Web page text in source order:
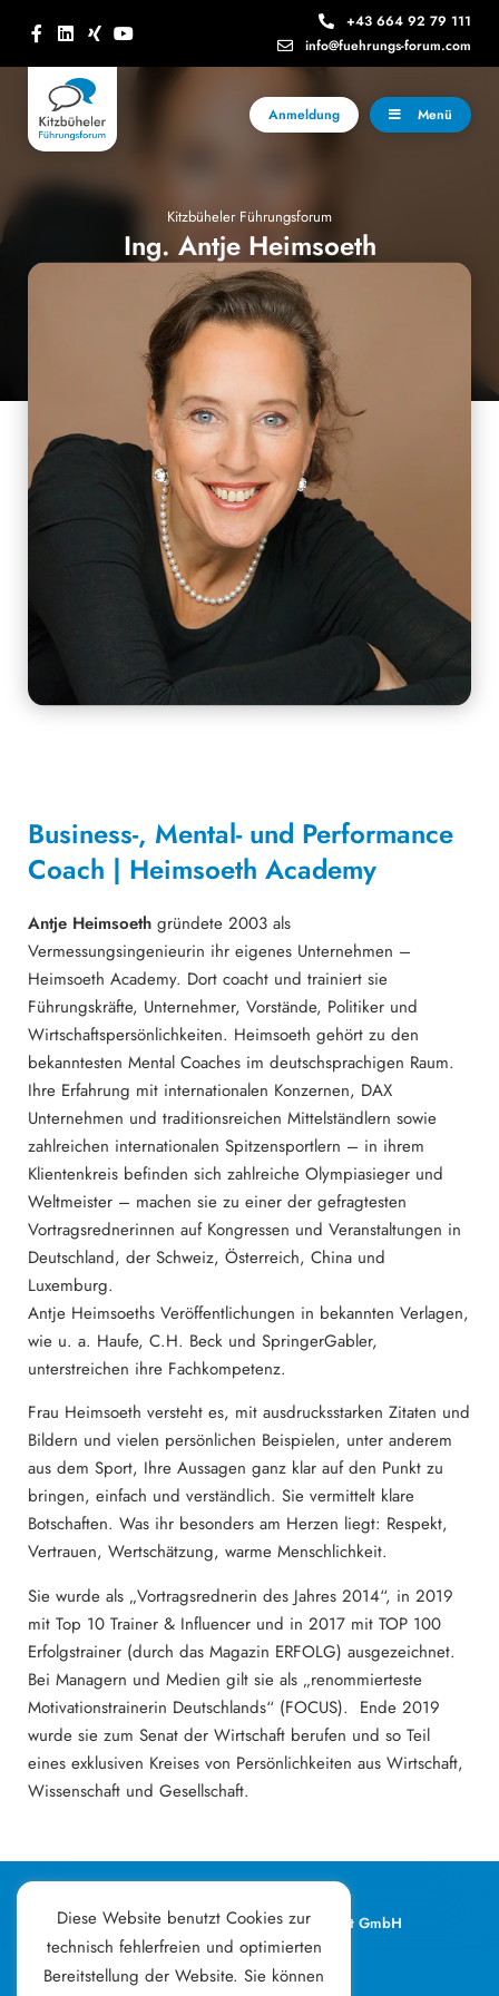
+43 664 92 79 111
info@fuehrungs-forum.com
Anmeldung Menü
Kitzbüheler Führungsforum
Ing. Antje Heimsoeth
Business-, Mental- und Performance
Coach | Heimsoeth Academy
Antje Heimsoeth gründete 2003 als
Vermessungsingenieurin ihr eigenes Unternehmen –
Heimsoeth Academy. Dort coacht und trainiert sie
Führungskräfte, Unternehmer, Vorstände, Politiker und
Wirtschaftspersönlichkeiten. Heimsoeth gehört zu den
bekanntesten Mental Coaches im deutschsprachigen Raum.
Ihre Erfahrung mit internationalen Konzernen, DAX
Unternehmen und traditionsreichen Mittelständlern sowie
zahlreichen internationalen Spitzensportlern – in ihrem
Klientenkreis befinden sich zahlreiche Olympiasieger und
Weltmeister – machen sie zu einer der gefragtesten
Vortragsrednerinnen auf Kongressen und Veranstaltungen in
Deutschland, der Schweiz, Österreich, China und
Luxemburg.
Antje Heimsoeths Veröffentlichungen in bekannten Verlagen,
wie u. a. Haufe, C.H. Beck und SpringerGabler,
unterstreichen ihre Fachkompetenz.
Frau Heimsoeth versteht es, mit ausdrucksstarken Zitaten und
Bildern und vielen persönlichen Beispielen, unter anderem
aus dem Sport, Ihre Aussagen ganz klar auf den Punkt zu
bringen, einfach und verständlich. Sie vermittelt klare
Botschaften. Was ihr besonders am Herzen liegt: Respekt,
Vertrauen, Wertschätzung, warme Menschlichkeit.
Sie wurde als „Vortragsrednerin des Jahres 2014“, in 2019
mit Top 10 Trainer & Influencer und in 2017 mit TOP 100
Erfolgstrainer (durch das Magazin ERFOLG) ausgezeichnet.
Bei Managern und Medien gilt sie als „renommierteste
Motivationstrainerin Deutschlands“ (FOCUS). Ende 2019
wurde sie zum Senat der Wirtschaft berufen und so Teil
eines exklusiven Kreises von Persönlichkeiten aus Wirtschaft,
Wissenschaft und Gesellschaft.
Kitz Consult & Management GmbH
Franz-Erler-Straße 3
6370 Kitzbühel
Österreich
Diese Website benutzt Cookies zur
technisch fehlerfreien und optimierten
Bereitstellung der Website. Sie können